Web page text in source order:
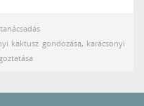
kaktusz gondozása, karácsonyi